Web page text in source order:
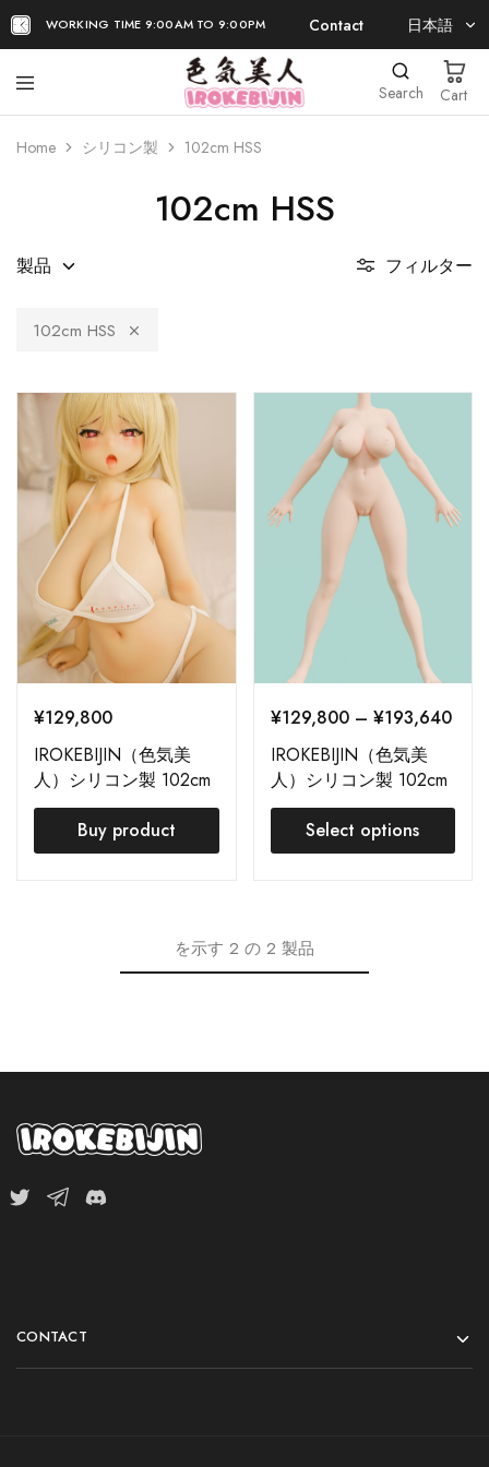
WORKING TIME 9:00AM TO 9:00PM Contact 日本語
日本語
EN
Search Cart
Home シリコン製 102cm HSS
102cm HSS
製品 フィルター
102cm HSS
¥129,800
IROKEBIJIN（色気美
人）シリコン製 102cm
(Hyper Soft Silicone) –
巨乳- Koharu
Buy product
¥129,800– ¥193,640
IROKEBIJIN（色気美
人）シリコン製 102cm
HSS 注文ページ
Select options
を示す 2 の 2 製品
CONTACT